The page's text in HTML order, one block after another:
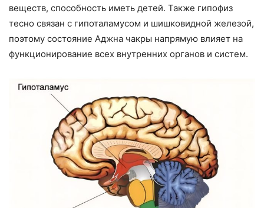
веществ, способность иметь детей. Также гипофиз
тесно связан с гипоталамусом и шишковидной железой,
поэтому состояние Аджна чакры напрямую влияет на
функционирование всех внутренних органов и систем.